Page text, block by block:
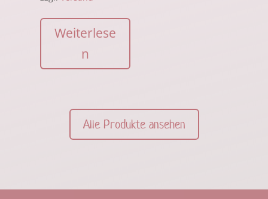
Weiterlese
n
Alle Produkte ansehen